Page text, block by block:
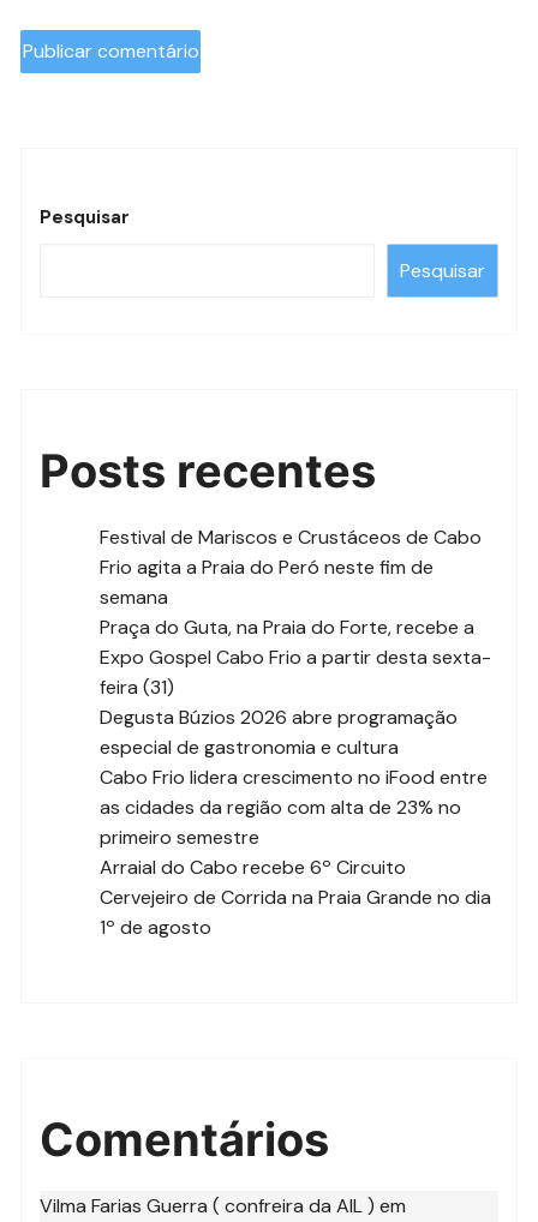
Pesquisar
Pesquisar
Posts recentes
Festival de Mariscos e Crustáceos de Cabo
Frio agita a Praia do Peró neste fim de
semana
Praça do Guta, na Praia do Forte, recebe a
Expo Gospel Cabo Frio a partir desta sexta-
feira (31)
Degusta Búzios 2026 abre programação
especial de gastronomia e cultura
Cabo Frio lidera crescimento no iFood entre
as cidades da região com alta de 23% no
primeiro semestre
Arraial do Cabo recebe 6º Circuito
Cervejeiro de Corrida na Praia Grande no dia
1º de agosto
Comentários
Vilma Farias Guerra ( confreira da AIL ) em